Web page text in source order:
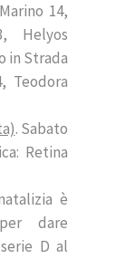
14,
Helyos
in Strada
Teodora
. Sabato
Retina
è
dare
D al